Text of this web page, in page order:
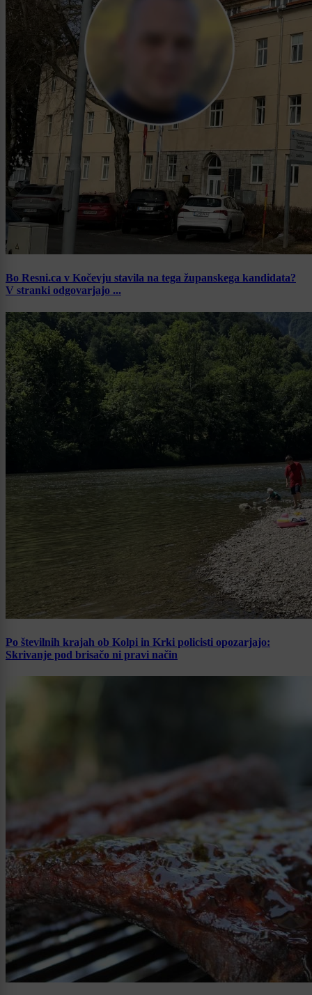
Bo Resni.ca v Kočevju stavila na tega županskega kandidata?
V stranki odgovarjajo ...
Po številnih krajah ob Kolpi in Krki policisti opozarjajo:
Skrivanje pod brisačo ni pravi način